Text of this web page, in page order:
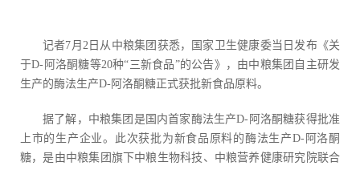
记者7月2日从中粮集团获悉，国家卫生健康委当日发布《关
于D-阿洛酮糖等20种“三新食品”的公告》，由中粮集团自主研发
生产的酶法生产D-阿洛酮糖正式获批新食品原料。
据了解，中粮集团是国内首家酶法生产D-阿洛酮糖获得批准
上市的生产企业。此次获批为新食品原料的酶法生产D-阿洛酮
糖，是由中粮集团旗下中粮生物科技、中粮营养健康研究院联合